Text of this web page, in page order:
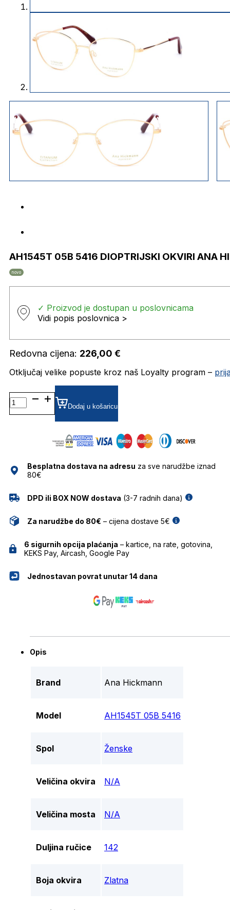
AH1545T 05B 5416 DIOPTRIJSKI OKVIRI ANA
novo
✓ Proizvod je dostupan u poslovnicama
Vidi popis poslovnica >
Redovna cijena: 226,00 €
Otključaj velike popuste kroz naš Loyalty program –
AH1545T
05B
5416
količina
Dodaj u košaricu
Besplatna dostava na adresu za sve narudžbe iznad
80€
DPD ili BOX NOW dostava (3-7 radnih dana)
Za narudžbe do 80€ – cijena dostave 5€
6 sigurnih opcija plaćanja – kartice, na rate, gotovina,
KEKS Pay, Aircash, Google Pay
Jednostavan povrat unutar 14 dana
Opis
Brand Ana Hickmann
Model AH1545T 05B 5416
Spol Ženske
Veličina okvira N/A
Veličina mosta N/A
Duljina ručice 142
Boja okvira Zlatna